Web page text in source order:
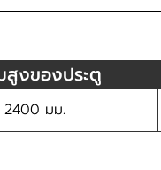
สูงของประตู
2400 มม.